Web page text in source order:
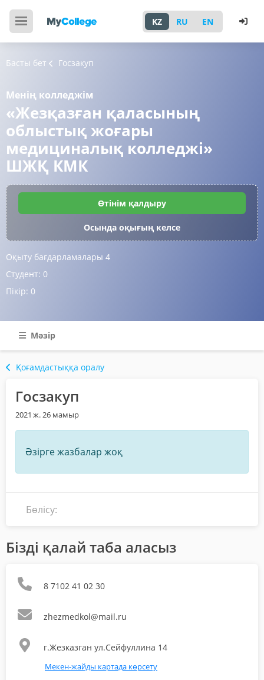
KZ RU EN
Басты бет Госзакуп
Менің колледжім
«Жезқазған қаласының
облыстық жоғары
медициналық колледжі»
ШЖҚ КМК
Өтінім қалдыру
Осында оқығың келсе
Оқыту бағдарламалары 4
Студент: 0
Пікір: 0
Мәзір
Қоғамдастыққа оралу
Госзакуп
2021 ж. 26 мамыр
Әзірге жазбалар жоқ
Бөлісу:
Бізді қалай таба аласыз
8 7102 41 02 30
zhezmedkol@mail.ru
г.Жезказган ул.Сейфуллина 14
Мекен-жайды картада көрсету